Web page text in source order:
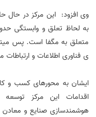
متعلق به مگفا است. پس
ی فناوری اطلاعات و
ایشان به محورهای کسب و
اقدامات این مرکز توسعه
هوشمندسازی صنایع و